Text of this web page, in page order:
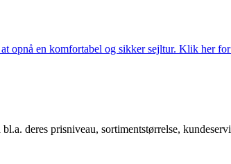
opnå en komfortabel og sikker sejltur. Klik her for
deres prisniveau, sortimentstørrelse,